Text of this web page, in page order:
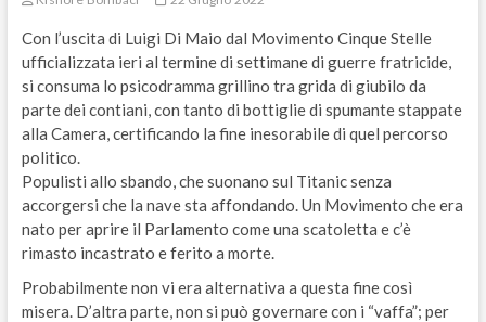
Con l’uscita di Luigi Di Maio dal Movimento Cinque Stelle
ufficializzata ieri al termine di settimane di guerre fratricide,
si consuma lo psicodramma grillino tra grida di giubilo da
parte dei contiani, con tanto di bottiglie di spumante stappate
alla Camera, certificando la fine inesorabile di quel percorso
politico.
Populisti allo sbando, che suonano sul Titanic senza
accorgersi che la nave sta affondando. Un Movimento che era
nato per aprire il Parlamento come una scatoletta e c’è
rimasto incastrato e ferito a morte.
Probabilmente non vi era alternativa a questa fine così
misera. D’altra parte, non si può governare con i “vaffa”; per